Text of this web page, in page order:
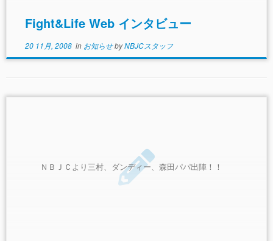
Fight&Life Web インタビュー
20 11月, 2008in お知らせbyNBJCスタッフ
ＮＢＪＣより三村、ダンディー、森田パパ出陣！！